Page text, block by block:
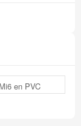
en PVC